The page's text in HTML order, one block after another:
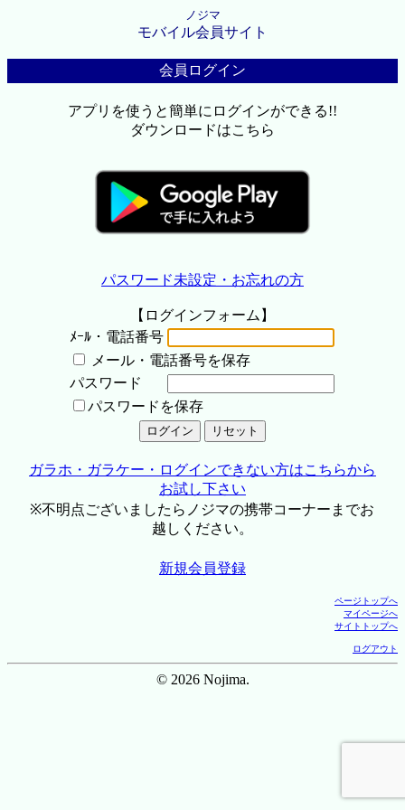
ノジマ
モバイル会員サイト
会員ログイン
アプリを使うと簡単にログインができる!!
ダウンロードはこちら
パスワード未設定・お忘れの方
【ログインフォーム】
ﾒｰﾙ・電話番号
メール・電話番号を保存
パスワード
パスワードを保存
ガラホ・ガラケー・ログインできない方はこちらから
お試し下さい
※不明点ございましたらノジマの携帯コーナーまでお
越しください。
新規会員登録
ページトップへ
マイページへ
サイトトップへ
ログアウト
© 2026 Nojima.